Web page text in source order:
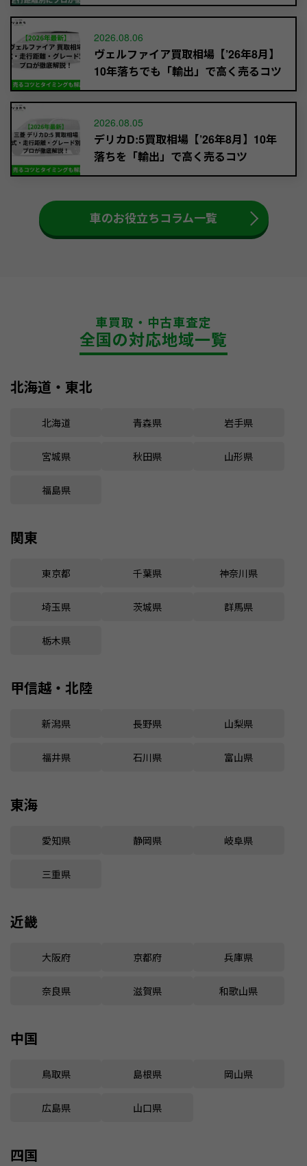
2026.08.06
ヴェルファイア買取相場【’26年8月】
10年落ちでも「輸出」で高く売るコツ
2026.08.05
デリカD:5買取相場【’26年8月】10年
落ちを「輸出」で高く売るコツ
車のお役立ちコラム一覧
車買取・中古車査定
全国の対応地域一覧
北海道・東北
北海道 青森県 岩手県
宮城県 秋田県 山形県
福島県
関東
東京都 千葉県 神奈川県
埼玉県 茨城県 群馬県
栃木県
甲信越・北陸
新潟県 長野県 山梨県
福井県 石川県 富山県
東海
愛知県 静岡県 岐阜県
三重県
近畿
大阪府 京都府 兵庫県
奈良県 滋賀県 和歌山県
中国
鳥取県 島根県 岡山県
広島県 山口県
四国